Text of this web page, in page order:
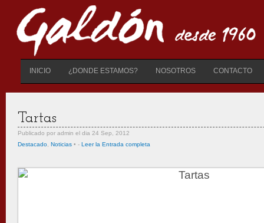
INICIO ¿DONDE ESTAMOS? NOSOTROS CONTACTO
Tartas
Publicado por admin el dia 24 Sep, 2012
Destacado Noticias • - Leer la Entrada completa